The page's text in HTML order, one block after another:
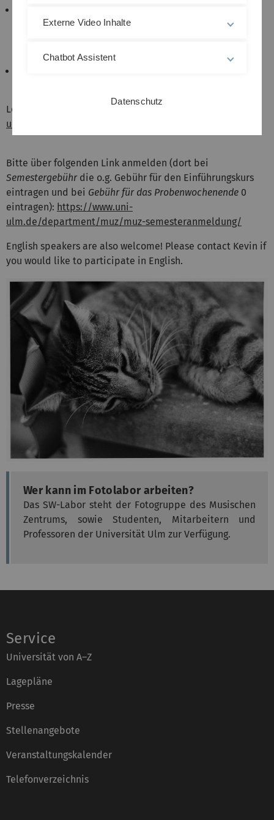
Studierende: 10 €
Externe (ohne Bezug zur Uni): 40 €
Leitung und Infos: Kevin Kessing,
ulm.de
Bitte über folgenden Link anmelden (dort bei
Semestergebührdie o.g. Gebühr für den Einführungskurs
eintragen und bei Gebühr für das Probenwochenende 0
eintragen): https://www.uni-
ulm.de/department/muz/muz-semesteranmeldung/
English speakers are also welcome! Please contact Kevin if
you would like to participate in English.
Wer kann im Fotolabor arbeiten?
Das SW-Labor steht der Fotogruppe des Musischen
Zentrums, sowie Studenten, Mitarbeitern und
Professoren der Universität Ulm zur Verfügung.
Service
Universität von A–Z
Lagepläne
Presse
Stellenangebote
Veranstaltungskalender
Telefonverzeichnis
Externe Video Inhalte
Chatbot Assistent
Datenschutz